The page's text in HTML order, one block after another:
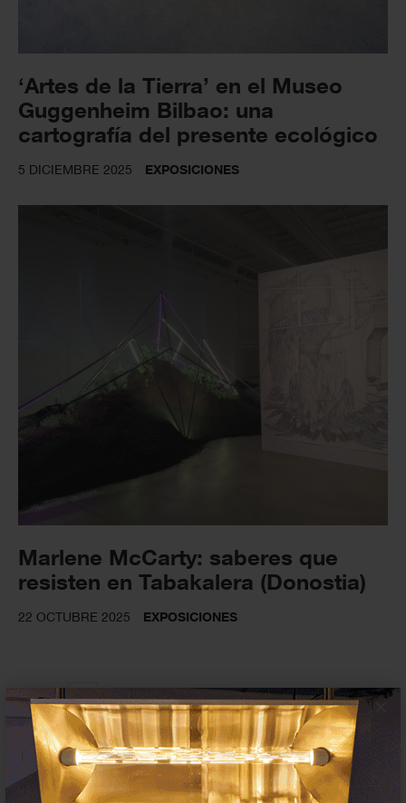
×
‘Artes de la Tierra’ en el Museo
Guggenheim Bilbao: una
cartografía del presente ecológico
5 DICIEMBRE 2025 EXPOSICIONES
Marlene McCarty: saberes que
resisten en Tabakalera (Donostia)
22 OCTUBRE 2025 EXPOSICIONES